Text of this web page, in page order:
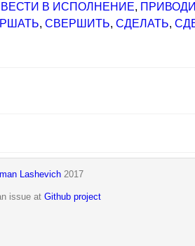
В ИСПОЛНЕНИЕ,
,СВЕРШИТЬ,СДЕЛАТЬ,
Lashevich 2017
issue at Github project